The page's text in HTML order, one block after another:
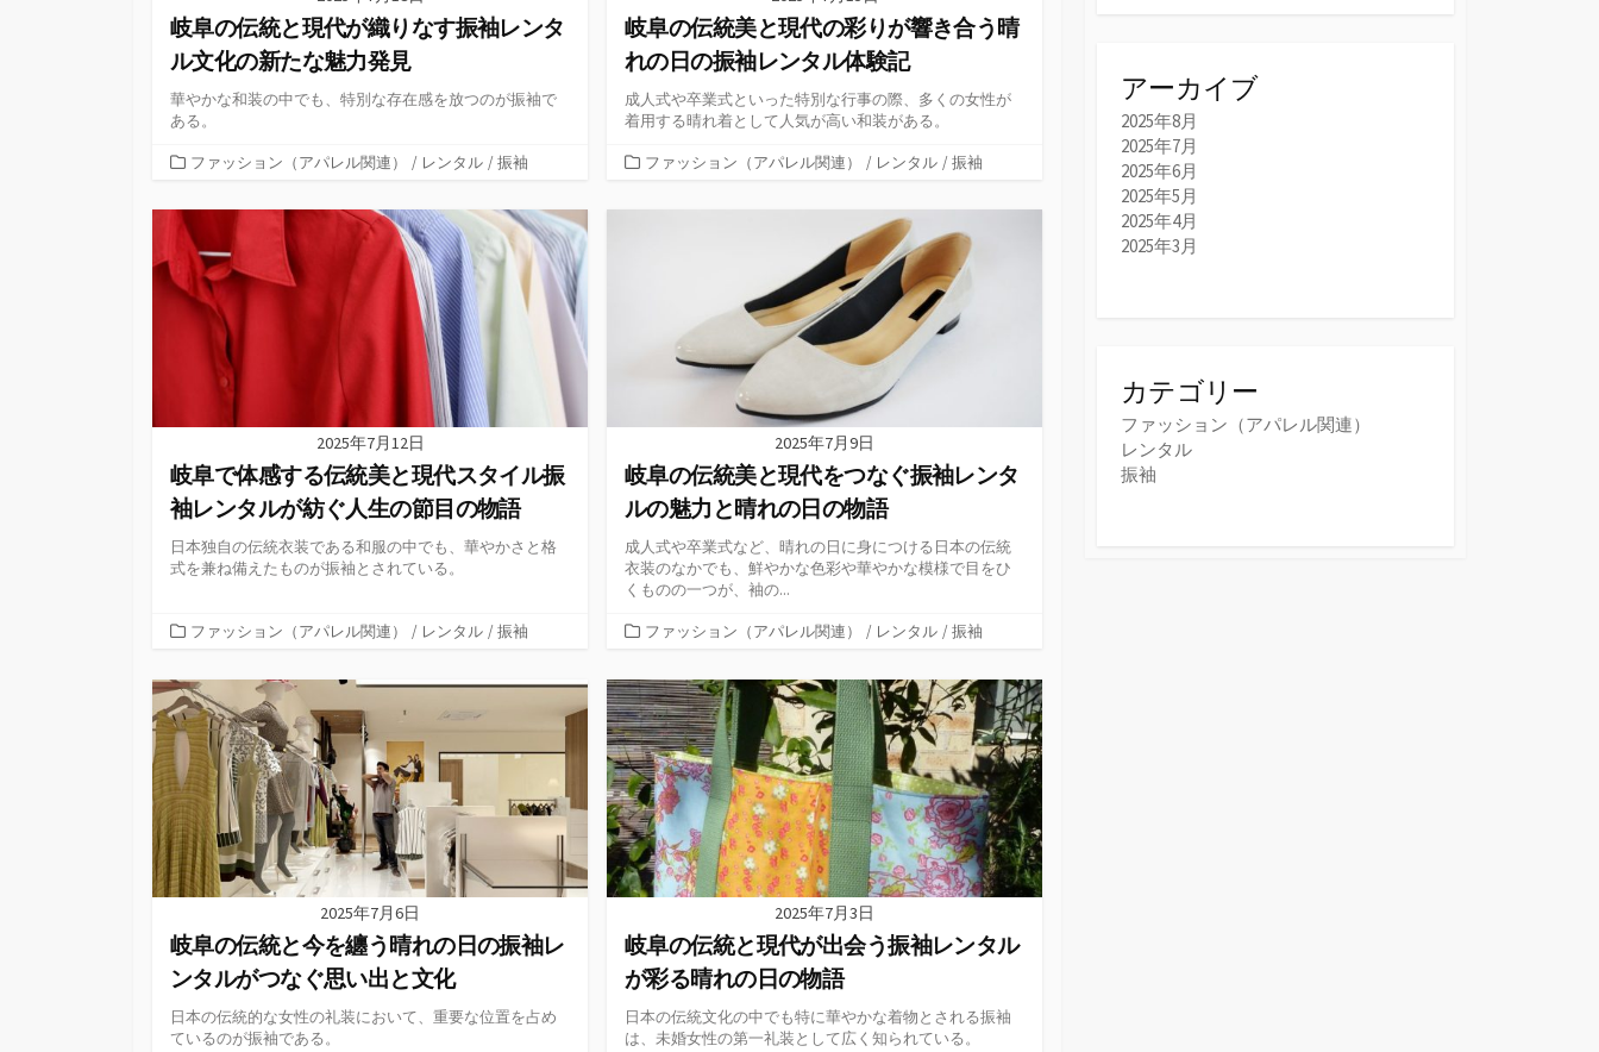
岐阜の伝統と現代が織りなす振袖レンタ
ル文化の新たな魅力発見
華やかな和装の中でも、特別な存在感を放つのが振袖で
ある。
カ
ゴ
リ
ー
ファッション（アパレル関連） / レンタル / 振袖
岐阜の伝統美と現代の彩りが響き合う晴
れの日の振袖レンタル体験記
成人式や卒業式といった特別な行事の際、多くの女性が
着用する晴れ着として人気が高い和装がある。
カ
ゴ
ファッション（アパレル関連） / レンタル / 振袖
2025年7月12日
岐阜で体感する伝統美と現代スタイル振
袖レンタルが紡ぐ人生の節目の物語
日本独自の伝統衣装である和服の中でも、華やかさと格
式を兼ね備えたものが振袖とされている。
カ
ゴ
リ
ー
ファッション（アパレル関連） / レンタル / 振袖
2025年7月9日
岐阜の伝統美と現代をつなぐ振袖レンタ
ルの魅力と晴れの日の物語
成人式や卒業式など、晴れの日に身につける日本の伝統
衣装のなかでも、鮮やかな色彩や華やかな模様で目をひ
くものの一つが、袖の...
カ
ゴ
リ
ー
ファッション（アパレル関連） / レンタル / 振袖
2025年7月6日
岐阜の伝統と今を纏う晴れの日の振袖レ
ンタルがつなぐ思い出と文化
日本の伝統的な女性の礼装において、重要な位置を占め
ているのが振袖である。
2025年7月3日
岐阜の伝統と現代が出会う振袖レンタル
が彩る晴れの日の物語
日本の伝統文化の中でも特に華やかな着物とされる振袖
は、未婚女性の第一礼装として広く知られている。
アーカイブ
2025年8月
2025年7月
2025年6月
2025年5月
2025年4月
2025年3月
カテゴリー
ファッション（アパレル関連）
レンタル
振袖